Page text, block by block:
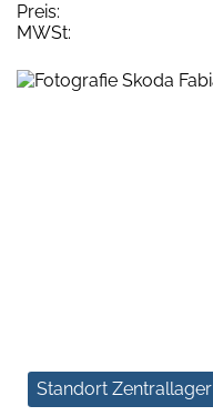
Preis:
MWSt:
Standort Zentrallager